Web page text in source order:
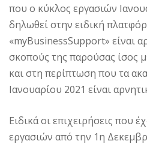
που ο κύκλος εργασιών
δηλωθεί στην ειδική
«myBusinessSupport» είναι
σκοπούς της παρούσας ίσος
και στη περίπτωση που τα
Ιανουαρίου 2021 είναι
Ειδικά οι επιχειρήσεις που
εργασιών από την 1η